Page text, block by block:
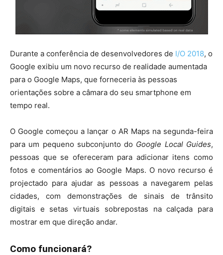
Durante a conferência de desenvolvedores de I/O 2018, o
Google exibiu um novo recurso de realidade aumentada
para o Google Maps, que forneceria às pessoas
orientações sobre a câmara do seu smartphone em
tempo real.
O Google começou a lançar o AR Maps na segunda-feira
para um pequeno subconjunto do Google Local Guides,
pessoas que se ofereceram para adicionar itens como
fotos e comentários ao Google Maps. O novo recurso é
projectado para ajudar as pessoas a navegarem pelas
cidades, com demonstrações de sinais de trânsito
digitais e setas virtuais sobrepostas na calçada para
mostrar em que direção andar.
Como funcionará?